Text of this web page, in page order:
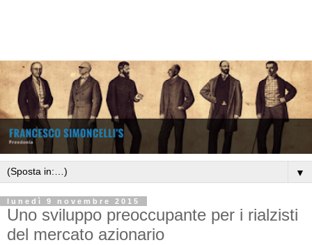
▼
lunedì 9 novembre 2015
Uno sviluppo preoccupante per i rialzisti
del mercato azionario